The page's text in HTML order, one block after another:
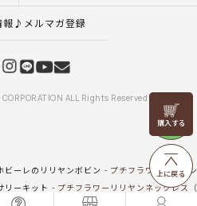
リリヤン
フェア
上に戻る
報♪メルマガ登録
ALL Rights Reserved
ビーレのリリヤンボビン
プチフラワーリリヤ
リーキット
プチフラワーリリヤンネックレス